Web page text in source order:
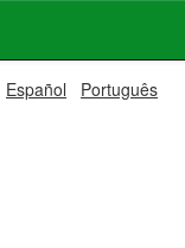
Español Português